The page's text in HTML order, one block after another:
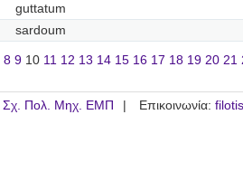
guttatum
sardoum
8 9 10 11 12 13 14 15 16 17 18 19 20 21
Σχ. Πολ. Μηχ. ΕΜΠ Επικοινωνία: